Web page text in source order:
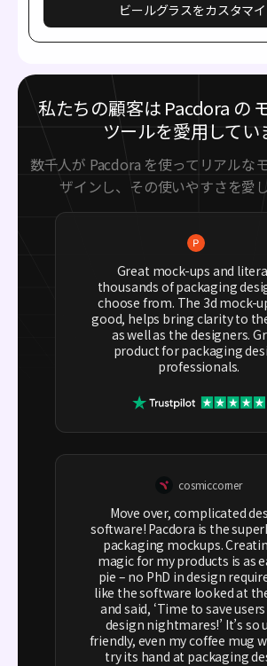
ビールグラスをカスタマ
私たちの顧客は Pacdora の
ツールを愛用してい
数千人が Pacdora を使ってリアルな
ザインし、その使いやすさを愛し
Great mock-ups and
thousands of packaging
choose from. The 3d mock-
good, helps bring clarity to
as well as the designers.
product for packaging
professionals.
cosmiccorner
Move over, complicated
software! Pacdora is the
packaging mockups.
magic for my products is as
pie – no PhD in design
like the software looked at
and said, ‘Time to save
design nightmares!’ It’s so
friendly, even my coffee mug
try its hand at packaging